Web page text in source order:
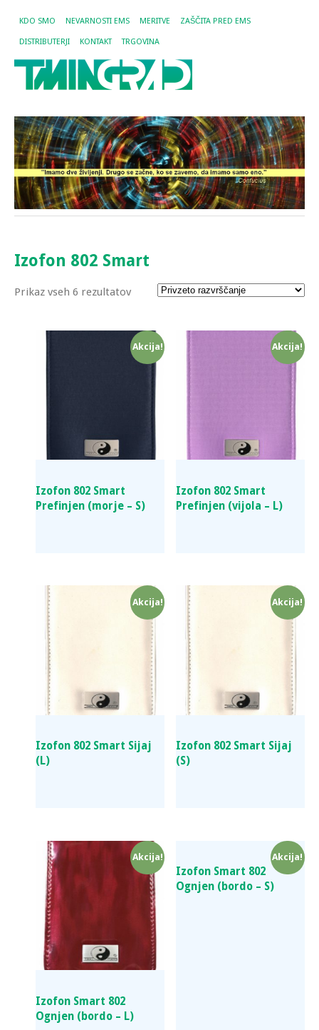
KDO SMO NEVARNOSTI EMS MERITVE ZAŠČITA PRED EMS
DISTRIBUTERJI KONTAKT TRGOVINA
Izofon 802 Smart
Prikaz vseh 6 rezultatov
Akcija!
Izofon 802 Smart
Prefinjen (morje – S)
Akcija!
Izofon 802 Smart
Prefinjen (vijola – L)
Akcija!
Izofon 802 Smart Sijaj
(L)
Akcija!
Izofon 802 Smart Sijaj
(S)
Akcija!
Izofon Smart 802
Ognjen (bordo – L)
Akcija!
Izofon Smart 802
Ognjen (bordo – S)